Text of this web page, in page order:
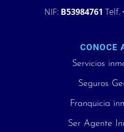
NIF: B53984761 Telf.
CONOCE
Servicios
Seguros
Franquicia
Ser Agente